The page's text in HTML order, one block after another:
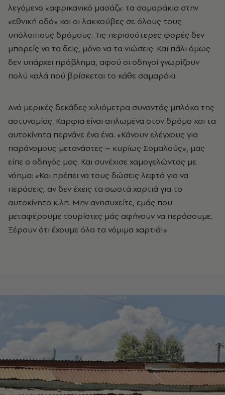
λεγόμενο «αφρικανικό μασάζ»: τα σαμαράκια στην
«εθνική οδό» και οι λακκούβες σε όλους τους
υπόλοιπους δρόμους. Τις περισσότερες φορές δεν
μπορείς να τα δεις, μόνο να τα νιώσεις. Και πάλι όμως
δεν υπάρχει πρόβλημα, αφού οι οδηγοί γνωρίζουν
πολύ καλά πού βρίσκεται το κάθε σαμαράκι.
Ανά μερικές δεκάδες χιλιόμετρα συναντάς μπλόκα της
αστυνομίας. Καρφιά είναι απλωμένα στον δρόμο και τα
αυτοκίνητα περνάνε ένα ένα. «Κάνουν ελέγχους για
παράνομους μετανάστες – κυρίως Σομαλούς», μας
είπε ο οδηγός μας. Και συνέχισε χαμογελώντας με
νόημα: «Και πρέπει να τους δώσεις λεφτά για να
περάσεις, αν δεν έχεις τα σωστά χαρτιά για το
αυτοκίνητο κ.λπ. Μην ανησυχείτε, εμάς που
μεταφέρουμε τουρίστες μάς αφήνουν να περάσουμε.
Ξέρουν ότι έχουμε όλα τα νόμιμα χαρτιά!»